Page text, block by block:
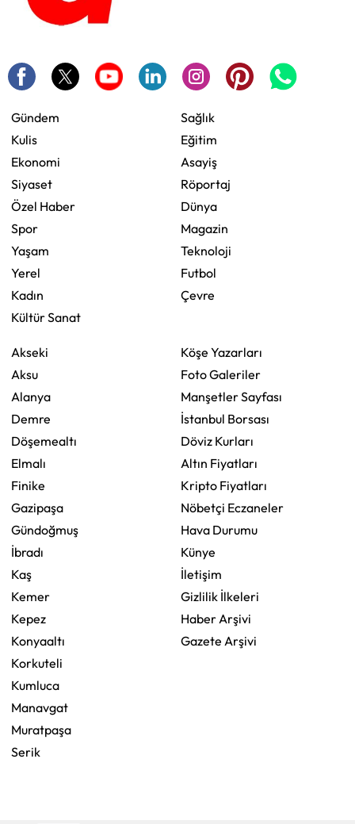
Gündem
Kulis
Ekonomi
Siyaset
Özel Haber
Spor
Yaşam
Yerel
Kadın
Kültür Sanat
Sağlık
Eğitim
Asayiş
Röportaj
Dünya
Magazin
Teknoloji
Futbol
Çevre
Akseki
Aksu
Alanya
Demre
Döşemealtı
Elmalı
Finike
Gazipaşa
Gündoğmuş
İbradı
Kaş
Kemer
Kepez
Konyaaltı
Korkuteli
Kumluca
Manavgat
Muratpaşa
Serik
Köşe Yazarları
Foto Galeriler
Manşetler Sayfası
İstanbul Borsası
Döviz Kurları
Altın Fiyatları
Kripto Fiyatları
Nöbetçi Eczaneler
Hava Durumu
Künye
İletişim
Gizlilik İlkeleri
Haber Arşivi
Gazete Arşivi